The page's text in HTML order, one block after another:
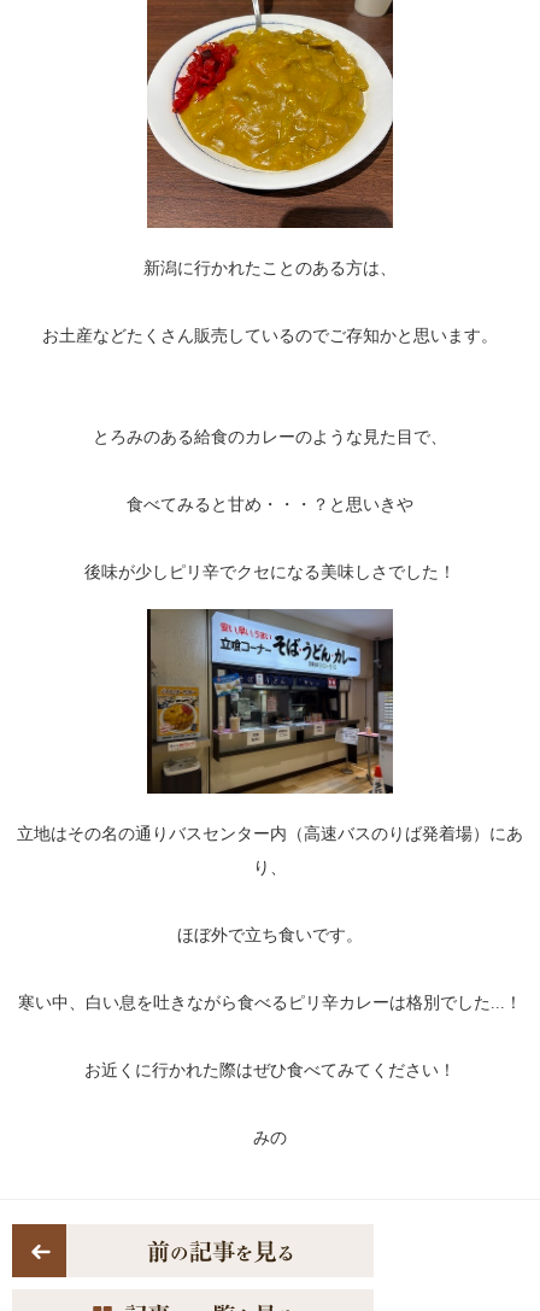
新潟に行かれたことのある方は、
お土産などたくさん販売しているのでご存知かと思います。
とろみのある給食のカレーのような見た目で、
食べてみると甘め・・・？と思いきや
後味が少しピリ辛でクセになる美味しさでした！
立地はその名の通りバスセンター内（高速バスのりば発着場）にあ
り、
ほぼ外で立ち食いです。
寒い中、白い息を吐きながら食べるピリ辛カレーは格別でした...！
お近くに行かれた際はぜひ食べてみてください！
みの